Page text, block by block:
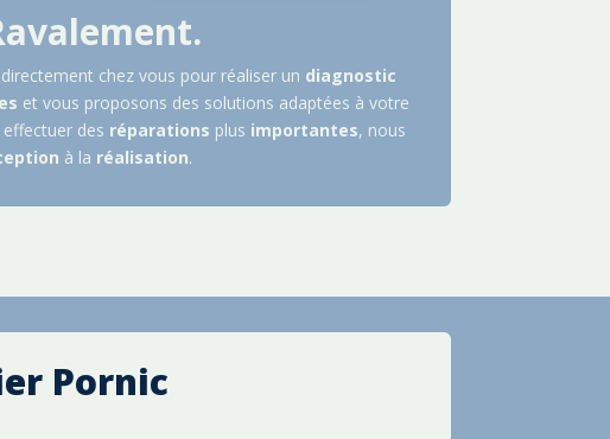
chez vous pour réaliser un diagnostic
et vous proposons des solutions adaptées à votre
des réparations plus importantes, nous
à la réalisation.
Pornic